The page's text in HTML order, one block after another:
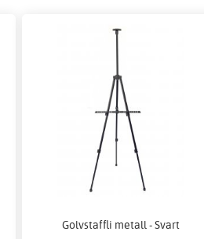
Golvstaffli metall - Svart